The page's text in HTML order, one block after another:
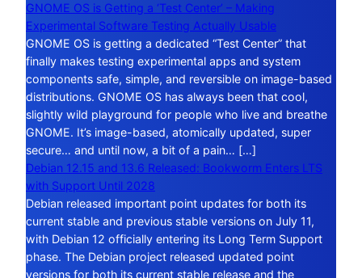
GNOME OS is Getting a ‘Test Center’ – Making
Experimental Software Testing Actually Usable
GNOME OS is getting a dedicated “Test Center” that
finally makes testing experimental apps and system
components safe, simple, and reversible on image-based
distributions. GNOME OS has always been that cool,
slightly wild playground for people who live and breathe
GNOME. It’s image-based, atomically updated, super
secure… and until now, a bit of a pain… […]
Debian 12.15 and 13.6 Released: Bookworm Enters LTS
with Support Until 2028
Debian released important point updates for both its
current stable and previous stable versions on July 11,
with Debian 12 officially entering its Long Term Support
phase. The Debian project released updated point
versions for both its current stable release and the